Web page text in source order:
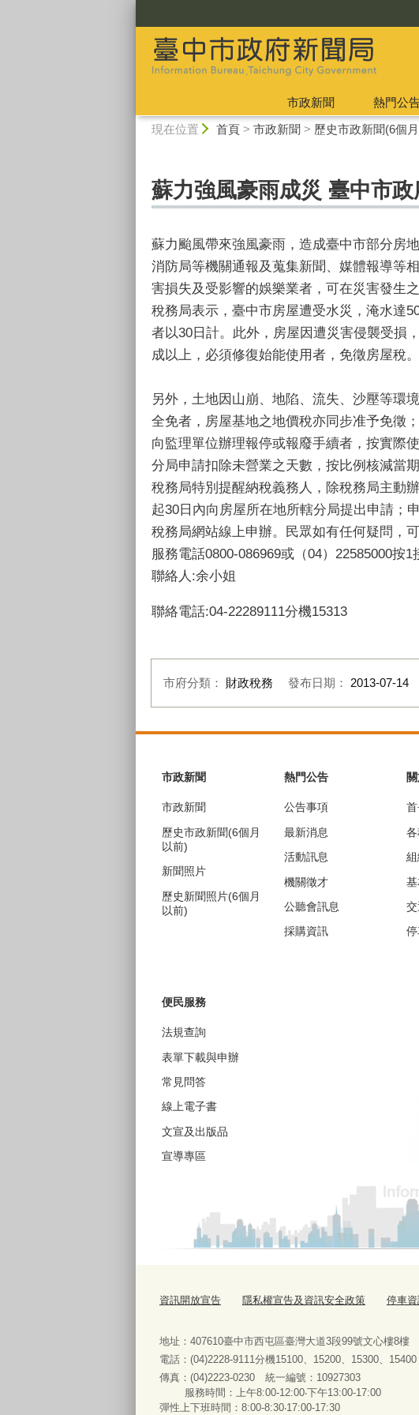
市政新聞 熱門公
現在位置 首頁> 市政新聞 > 歷史市政新聞(6個
蘇力強風豪雨成災 臺中市
蘇力颱風帶來強風豪雨，造成臺中市部分房
消防局等機關通報及蒐集新聞、媒體報導等
害損失及受影響的娛樂業者，可在災害發生
稅務局表示，臺中市房屋遭受水災，淹水達
者以30日計。此外，房屋因遭災害侵襲受損
成以上，必須修復始能使用者，免徵房屋稅。
另外，土地因山崩、地陷、流失、沙壓等環
全免者，房屋基地之地價稅亦同步准予免徵
向監理單位辦理報停或報廢手續者，按實際
分局申請扣除未營業之天數，按比例核減當期
稅務局特別提醒納稅義務人，除稅務局主動
起30日內向房屋所在地所轄分局提出申請；
稅務局網站線上申辦。民眾如有任何疑問，
服務電話0800-086969或（04）22585000按
聯絡人:余小姐
聯絡電話:04-22289111分機15313
市府分類： 財政稅務 發布日期： 2013-07-14
市政新聞
市政新聞
歷史市政新聞(6個月
以前)
新聞照片
歷史新聞照片(6個月
以前)
熱門公告
公告事項
最新消息
活動訊息
機關徵才
公聽會訊息
採購資訊
組
便民服務
法規查詢
表單下載與申辦
常見問答
線上電子書
文宣及出版品
宣導專區
資訊開放宣告 隱私權宣告及資訊安全政策 停車
地址：407610臺中市西屯區臺灣大道3段99號文心樓8樓
電話：(04)2228-9111分機15100、15200、15300、
傳真：(04)2223-0230 統一編號 ：
服務時間：上午8:00-12:00‧下午13:00-17:00
彈性上下班時間：8:00-8:30‧17:00-17:30